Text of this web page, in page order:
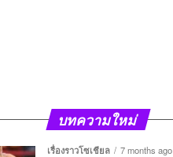
บทความใหม่
เรื่องราวโซเชียล
7 months ago